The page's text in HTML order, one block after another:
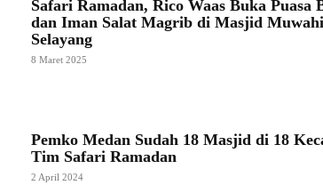
Safari Ramadan, Rico Waas Buka Puasa
dan Iman Salat Magrib di Masjid
Selayang
8 Maret 2025
Pemko Medan Sudah 18 Masjid di 18
Tim Safari Ramadan
2 April 2024